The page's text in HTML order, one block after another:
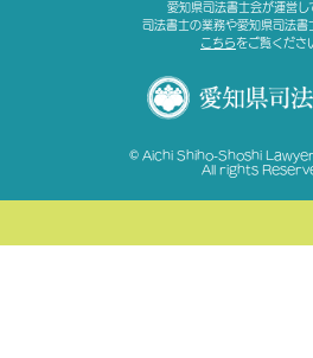
愛知県司法書士会が運営し
司法書士の業務や愛知県司法書
こちら をご覧くださ
© Aichi Shiho-Shoshi
All rights